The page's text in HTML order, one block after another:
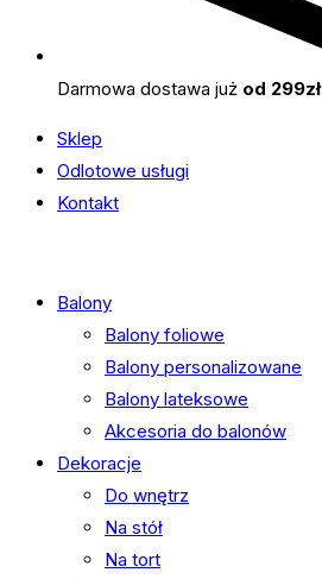
Darmowa dostawa już od 299zł
Sklep
Odlotowe usługi
Kontakt
Balony
Balony foliowe
Balony personalizowane
Balony lateksowe
Akcesoria do balonów
Dekoracje
Do wnętrz
Na stół
Na tort